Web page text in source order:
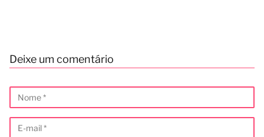
Deixe um comentário